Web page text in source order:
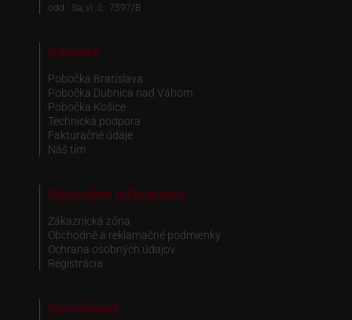
odd.: Sa, vl. č.: 7597/B
Kontakt
Pobočka Bratislava
Pobočka Dubnica nad Váhom
Pobočka Košice
Technická podpora
Fakturačné údaje
Náš tím
Obchodné informácie
Zákaznická zóna
Obchodné a reklamačné podmienky
Ochrana osobných údajov
Registrácia
Spoločnosť